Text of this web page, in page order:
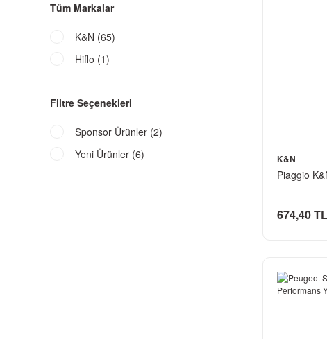
Tüm Markalar
K&N (65)
Hiflo (1)
Filtre Seçenekleri
Sponsor Ürünler (2)
Yeni Ürünler (6)
K&N
Piaggio
674,40 TL